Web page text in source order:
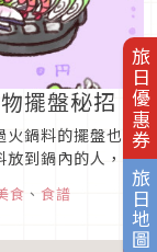
旅日優惠券
旅日地圖
擺盤秘招
火鍋料的擺盤也有
放到鍋內的人，那
，火鍋擺盤也能變
的美麗鍋物擺盤秘
食 、 食譜